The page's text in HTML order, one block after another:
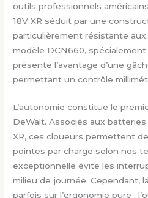
outils professionnels
18V XR séduit par une
particulièrement résistante
modèle DCN660,
présente l’avantage d’une
permettant un contrôle
L’autonomie constitue le
DeWalt. Associés aux
XR, ces cloueurs permettent
pointes par charge selon nos
exceptionnelle évite les
milieu de journée. Cependant,
parfois sur l’ergonomie pure :